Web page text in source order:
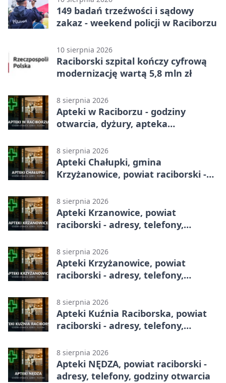
149 badań trzeźwości i sądowy
zakaz - weekend policji w Raciborzu
10 sierpnia 2026
Raciborski szpital kończy cyfrową
modernizację wartą 5,8 mln zł
8 sierpnia 2026
Apteki w Raciborzu - godziny
otwarcia, dyżury, apteka
8 sierpnia 2026
Apteki Chałupki, gmina
Krzyżanowice, powiat raciborski -
8 sierpnia 2026
Apteki Krzanowice, powiat
raciborski - adresy, telefony,
8 sierpnia 2026
Apteki Krzyżanowice, powiat
raciborski - adresy, telefony,
8 sierpnia 2026
Apteki Kuźnia Raciborska, powiat
raciborski - adresy, telefony,
8 sierpnia 2026
Apteki NĘDZA, powiat raciborski -
adresy, telefony, godziny otwarcia